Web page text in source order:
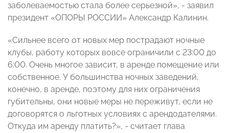
заболеваемостью стала более серьезной», - заявил
президент «ОПОРЫ РОССИИ» Александр Калинин.
«Сильнее всего от новых мер пострадают ночные
клубы, работу которых вовсе ограничили с 23:00 до
6:00. Очень многое зависит, в аренде помещение или
собственное. У большинства ночных заведений,
конечно, в аренде, поэтому для них ограничения
губительны, они новые меры не переживут, если не
договорятся о льготных условиях с арендодателями.
Откуда им аренду платить?», - считает глава